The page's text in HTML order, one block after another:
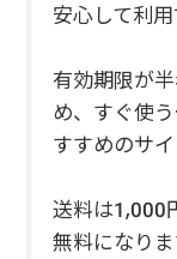
安心して利用
有効期限が
め、すぐ使
すすめのサイ
送料は1,000
無料になり